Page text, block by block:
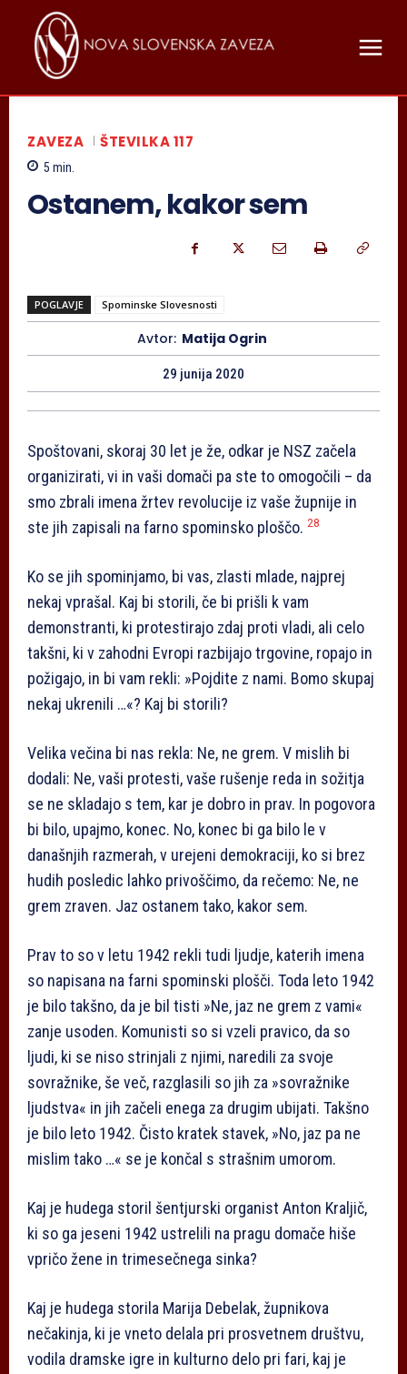
ZAVEZA ŠTEVILKA 117
5 min.
Ostanem, kakor sem
POGLAVJE Spominske Slovesnosti
Avtor: Matija Ogrin
29 junija 2020
Spoštovani, skoraj 30 let je že, odkar je NSZ začela
organizirati, vi in vaši domači pa ste to omogočili – da
smo zbrali imena žrtev revolucije iz vaše župnije in
ste jih zapisali na farno spominsko ploščo. 28
Ko se jih spominjamo, bi vas, zlasti mlade, najprej
nekaj vprašal. Kaj bi storili, če bi prišli k vam
demonstranti, ki protestirajo zdaj proti vladi, ali celo
takšni, ki v zahodni Evropi razbijajo trgovine, ropajo in
požigajo, in bi vam rekli: »Pojdite z nami. Bomo skupaj
nekaj ukrenili …«? Kaj bi storili?
Velika večina bi nas rekla: Ne, ne grem. V mislih bi
dodali: Ne, vaši protesti, vaše rušenje reda in sožitja
se ne skladajo s tem, kar je dobro in prav. In pogovora
bi bilo, upajmo, konec. No, konec bi ga bilo le v
današnjih razmerah, v urejeni demokraciji, ko si brez
hudih posledic lahko privoščimo, da rečemo: Ne, ne
grem zraven. Jaz ostanem tako, kakor sem.
Prav to so v letu 1942 rekli tudi ljudje, katerih imena
so napisana na farni spominski plošči. Toda leto 1942
je bilo takšno, da je bil tisti »Ne, jaz ne grem z vami«
zanje usoden. Komunisti so si vzeli pravico, da so
ljudi, ki se niso strinjali z njimi, naredili za svoje
sovražnike, še več, razglasili so jih za »sovražnike
ljudstva« in jih začeli enega za drugim ubijati. Takšno
je bilo leto 1942. Čisto kratek stavek, »No, jaz pa ne
mislim tako …« se je končal s strašnim umorom.
Kaj je hudega storil šentjurski organist Anton Kraljič,
ki so ga jeseni 1942 ustrelili na pragu domače hiše
vpričo žene in trimesečnega sinka?
Kaj je hudega storila Marija Debelak, župnikova
nečakinja, ki je vneto delala pri prosvetnem društvu,
vodila dramske igre in kulturno delo pri fari, kaj je